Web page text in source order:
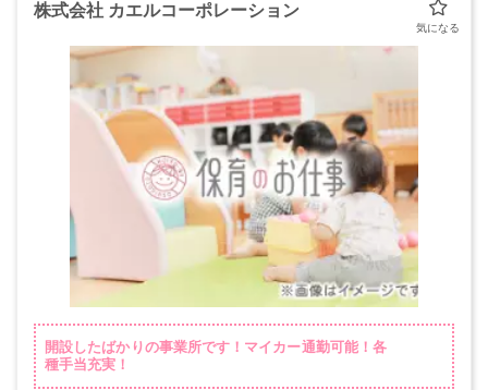
株式会社 カエルコーポレーション
開設したばかりの事業所です！マイカー通勤可能！各
種手当充実！